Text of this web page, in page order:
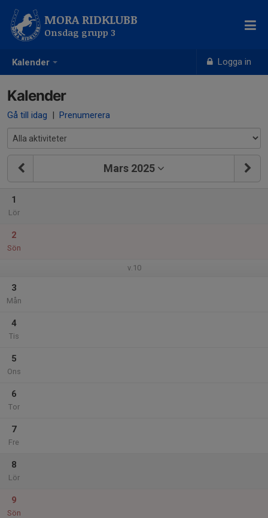
Kalender Logga in
MORA RIDKLUBB
Onsdag grupp 3
Kalender
Gå till idag | Prenumerera
Mars 2025
1
Lör
2
Sön
v.10
3
Mån
4
Tis
5
Ons
6
Tor
7
Fre
8
Lör
9
Sön